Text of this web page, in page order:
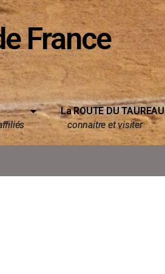
France
La ROUTE DU TAUREAU
connaitre et visiter